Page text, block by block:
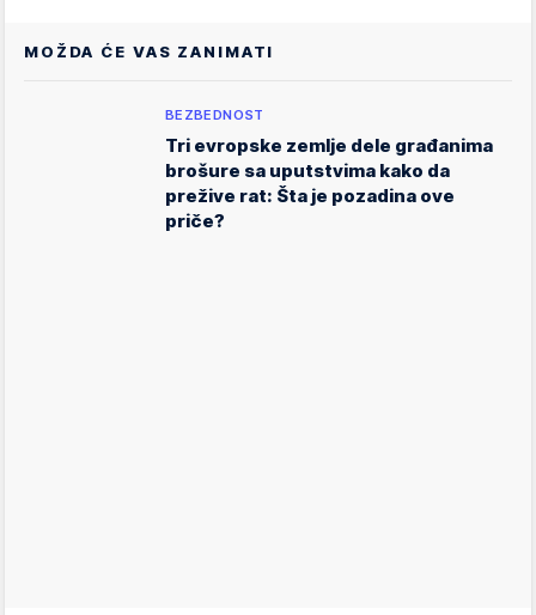
MOŽDA ĆE VAS ZANIMATI
BEZBEDNOST
Tri evropske zemlje dele građanima
brošure sa uputstvima kako da
prežive rat: Šta je pozadina ove
priče?